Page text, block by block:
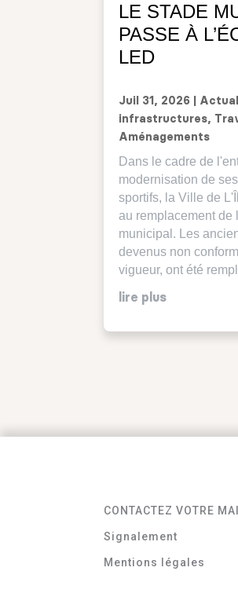
LE STADE
PASSE À
LED
Juil 31, 2026
infrastructures,
Aménagements
Dans le cadre de
modernisation de
sportifs, la Ville de
au remplacement de
municipal. Les
devenus non
vigueur, ont été
lire plus
CONTACTEZ VOTRE
Signalement
Mentions légales